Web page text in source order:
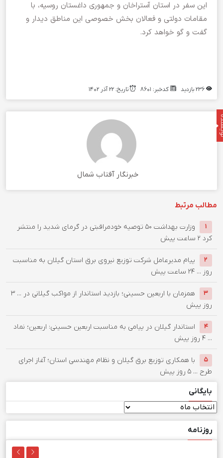
این سفر در استان آستراخان و جمهوری داغستان روسیه، با
مقامات دولتی و فعالان بخش خصوصی این مناطق دیدار و
گفت و گو خواهد کرد.
کدخبر: ۸۶۰۱ تاریخ: ۲۲ آذر ۱۴۰۲
خبرنگار آفتاب شمال
مطالب مرتبط
۱
وزارت بهداشت ۵۰ توصیه خودمراقبتی در گرمای شدید را منتشر
کرد ۲ ساعت پیش
۲
پیام مدیرعامل شركت توزیع نیروی برق استان گیلان به مناسبت
روز ... ۲۴ ساعت پیش
۳ همزمان با اربعین حسینی؛ بازدید استاندار از مواکب گیلانی در ... ۳
روز پیش
۴
استاندار گیلان در پیامی به مناسبت اربعین حسینی: اربعین؛ نماد
... ۴ روز پیش
۵
با همکاری توزیع برق گیلان و نظام مهندسی استان؛ آغاز اجرای
طرح ... ۵ روز پیش
بایگانی
بایگانی
روزنامه